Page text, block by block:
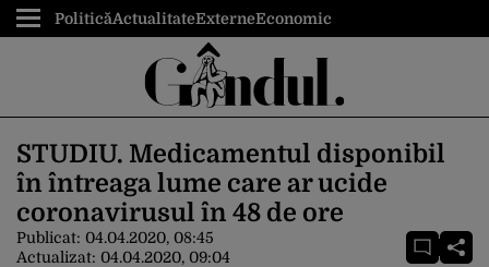
PoliticăActualitateExterneEconomic
STUDIU. Medicamentul disponibil
în întreaga lume care ar ucide
coronavirusul în 48 de ore
Publicat: 04.04.2020, 08:45
Actualizat: 04.04.2020, 09:04